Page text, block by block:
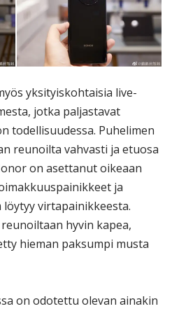
yksityiskohtaisia live-
jotka paljastavat
todellisuudessa. Puhelimen
reunoilta vahvasti ja etuosa
on asettanut oikeaan
ja
virtapainikkeesta.
hyvin kapea,
hieman paksumpi musta
on odotettu olevan ainakin